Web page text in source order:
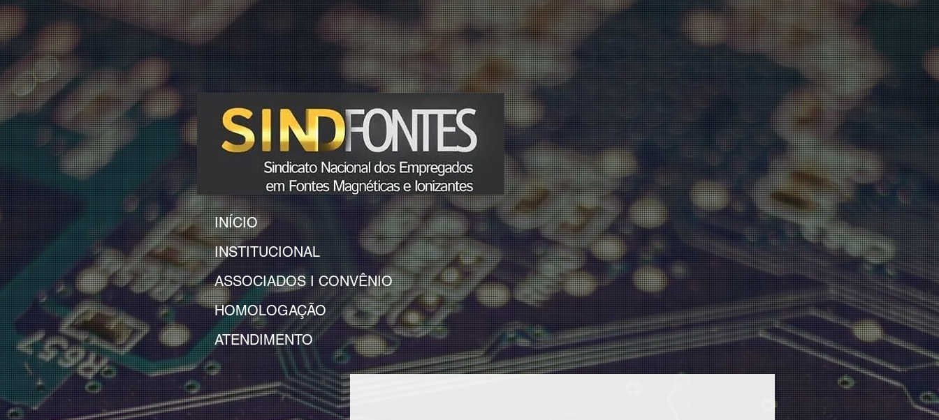
INÍCIO
INSTITUCIONAL
ASSOCIADOS I CONVÊNIO
HOMOLOGAÇÃO
ATENDIMENTO